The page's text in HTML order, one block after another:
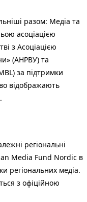
разом: Медіа та
асоціацією
з Асоціацією
(АНРВУ) та
за підтримки
відображають
регіональні
Media Fund Nordic в
регіональних медіа.
з офіційною